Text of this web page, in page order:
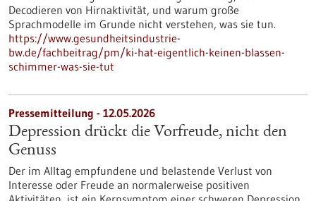
Decodieren von Hirnaktivität, und warum große
Sprachmodelle im Grunde nicht verstehen, was sie tun.
https://www.gesundheitsindustrie-
bw.de/fachbeitrag/pm/ki-hat-eigentlich-keinen-blassen-
schimmer-was-sie-tut
Pressemitteilung - 12.05.2026
Depression drückt die Vorfreude, nicht den
Genuss
Der im Alltag empfundene und belastende Verlust von
Interesse oder Freude an normalerweise positiven